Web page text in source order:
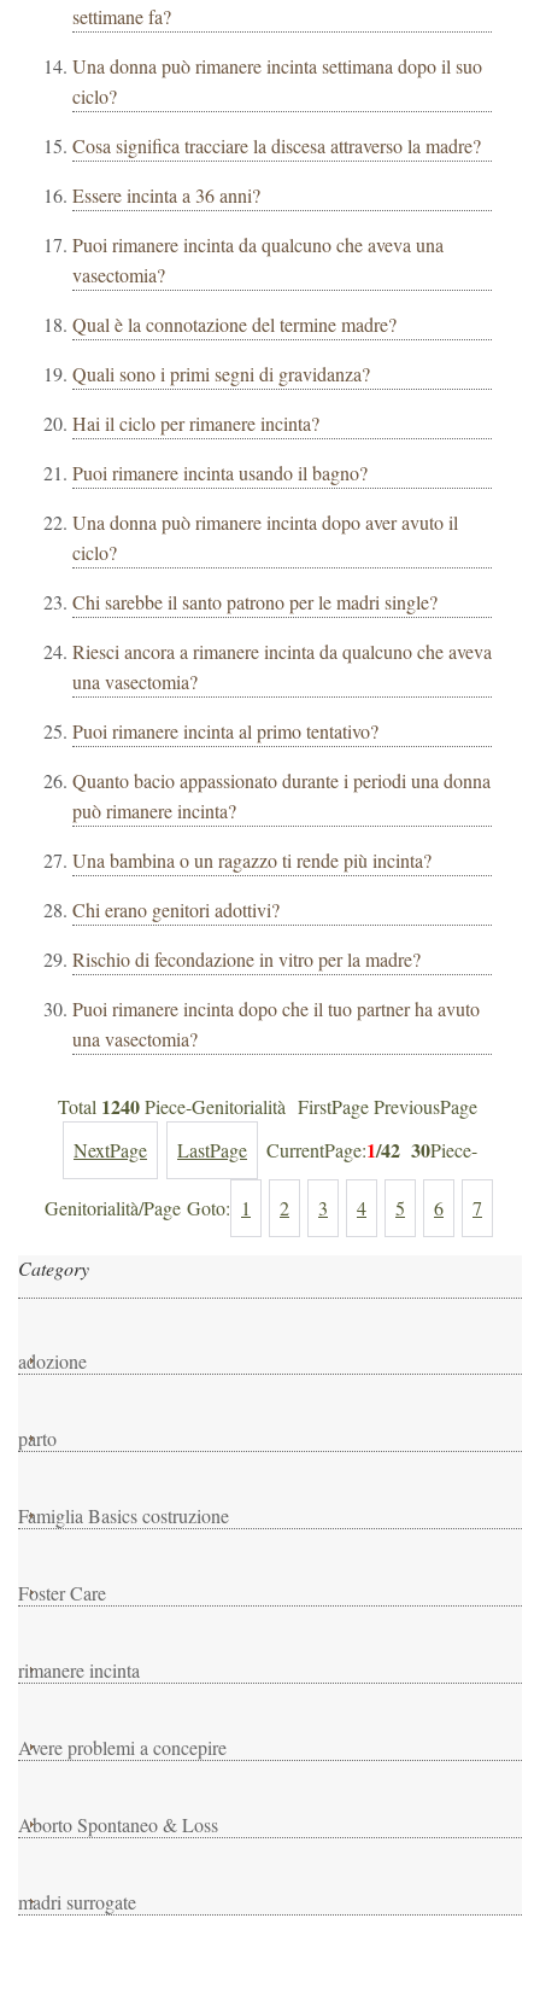
settimane fa?
Una donna può rimanere incinta settimana dopo il suo
ciclo?
Cosa significa tracciare la discesa attraverso la madre?
Essere incinta a 36 anni?
Puoi rimanere incinta da qualcuno che aveva una
vasectomia?
Qual è la connotazione del termine madre?
Quali sono i primi segni di gravidanza?
Hai il ciclo per rimanere incinta?
Puoi rimanere incinta usando il bagno?
Una donna può rimanere incinta dopo aver avuto il
ciclo?
Chi sarebbe il santo patrono per le madri single?
Riesci ancora a rimanere incinta da qualcuno che aveva
una vasectomia?
Puoi rimanere incinta al primo tentativo?
Quanto bacio appassionato durante i periodi una donna
può rimanere incinta?
Una bambina o un ragazzo ti rende più incinta?
Chi erano genitori adottivi?
Rischio di fecondazione in vitro per la madre?
Puoi rimanere incinta dopo che il tuo partner ha avuto
una vasectomia?
Total 1240Piece-Genitorialità FirstPage PreviousPage
NextPage
LastPage CurrentPage:1/42 30Piece-
Genitorialità/Page Goto: 1 2 3 4 5 6 7
Category
adozione
parto
Famiglia Basics costruzione
Foster Care
rimanere incinta
Avere problemi a concepire
Aborto Spontaneo & Loss
madri surrogate